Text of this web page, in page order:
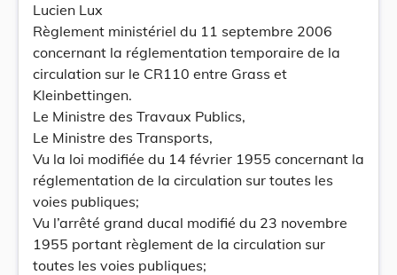
Lucien Lux
Règlement ministériel du 11 septembre 2006
concernant la réglementation temporaire de la
circulation sur le CR110 entre Grass et
Kleinbettingen.
Le Ministre des Travaux Publics,
Le Ministre des Transports,
Vu la loi modifiée du 14 février 1955 concernant la
réglementation de la circulation sur toutes les
voies publiques;
Vu l’arrêté grand ducal modifié du 23 novembre
1955 portant règlement de la circulation sur
toutes les voies publiques;